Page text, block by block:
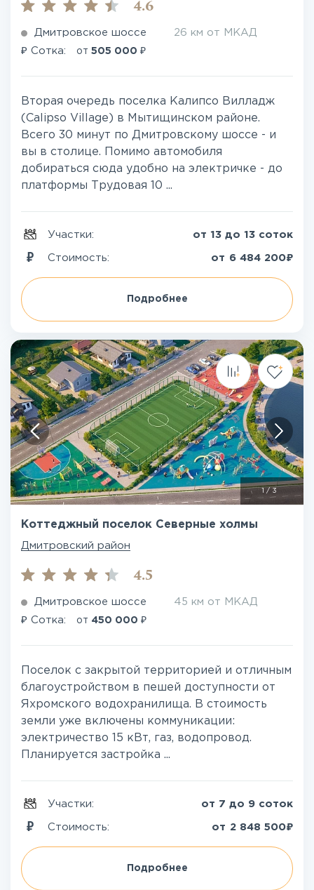
4.6
Дмитровское шоссе 26 км от МКАД
₽ Сотка: от 505 000 ₽
Вторая очередь поселка Калипсо Вилладж
(Calipso Village) в Мытищинском районе.
Всего 30 минут по Дмитровскому шоссе - и
вы в столице. Помимо автомобиля
добираться сюда удобно на электричке - до
платформы Трудовая 10 ...
Участки: от 13 до 13 соток
Стоимость: от 6 484 200₽
Подробнее
/ 3
Коттеджный поселок Северные холмы
Дмитровский район
4.5
Дмитровское шоссе 45 км от МКАД
₽ Сотка: от 450 000 ₽
Поселок с закрытой территорией и отличным
благоустройством в пешей доступности от
Яхромского водохранилища. В стоимость
земли уже включены коммуникации:
электричество 15 кВт, газ, водопровод.
Планируется застройка ...
Участки: от 7 до 9 соток
Стоимость: от 2 848 500₽
Подробнее